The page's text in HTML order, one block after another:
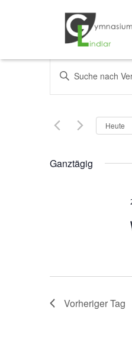
Suche
und
Ansichten,
Bitte
Schlüsselwort
eingeben.
nach
Heute
Ganztägig
Vorheriger Tag